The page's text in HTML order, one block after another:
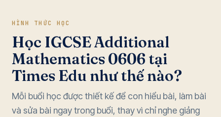
HÌNH THỨC HỌC
Học IGCSE Additional
Mathematics 0606 tại
Times Edu như thế nào?
Mỗi buổi học được thiết kế để con hiểu bài, làm bài
và sửa bài ngay trong buổi, thay vì chỉ nghe giảng